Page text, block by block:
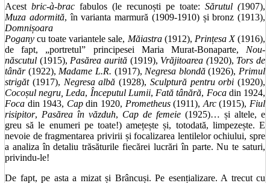
Acest bric-à-brac fabulos (le recunoști pe toate: Sărutul (1907),
Muza adormită, în varianta marmură (1909-1910) și bronz (1913),
Domnișoara
Pogany cu toate variantele sale, Măiastra(1912), Prințesa X(1916),
de fapt, „portretul” principesei Maria Murat-Bonaparte, Nou-
născutul (1915), Pasărea aurită(1919), Vrăjitoarea (1920), Tors de
tânăr(1922), Madame L.R. (1917), Negresa blondă(1926), Primul
strigăt(1917), Negresa albă (1928), Sculptură pentru orbi (1920),
Cocoșul negru, Leda, Începutul Lumii, Fată tânără, Focadin 1924,
Foca din 1943, Capdin 1920, Prometheus(1911), Arc(1915), Fiul
risipitor, Pasărea în văzduh, Cap de femeie (1925)… și altele, e
greu să le enumeri pe toate!) amețește și, totodată, limpezește. E
nevoie de fragmentarea privirii și focalizarea lentilelor ochiului, spre
a analiza în detaliu trăsăturile fiecărei lucrări în parte. Nu te saturi,
privindu-le!
De fapt, pe asta a mizat și Brâncuși. Pe esențializare. A trecut cu